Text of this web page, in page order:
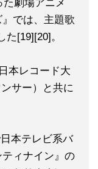
劇場アニメ
』では、主題歌
た[19][20]。
本レコード大
サー）と共に
本テレビ系バ
ィナイン』の